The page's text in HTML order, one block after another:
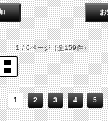
1 / 6ページ（全159件）
1 2 3 4 5